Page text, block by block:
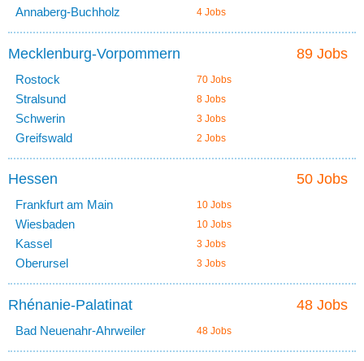
Annaberg-Buchholz 4 Jobs
89 Jobs
Mecklenburg-Vorpommern
Rostock 70 Jobs
Stralsund 8 Jobs
Schwerin 3 Jobs
Greifswald 2 Jobs
50 Jobs
Hessen
Frankfurt am Main 10 Jobs
Wiesbaden 10 Jobs
Kassel 3 Jobs
Oberursel 3 Jobs
48 Jobs
Rhénanie-Palatinat
Bad Neuenahr-Ahrweiler 48 Jobs